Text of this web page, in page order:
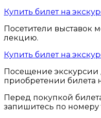
Купить билет на
Посетители выставок
лекцию.
Купить билет на
Посещение экскурсии
приобретении билета
Перед покупкой
запишитесь по номеру